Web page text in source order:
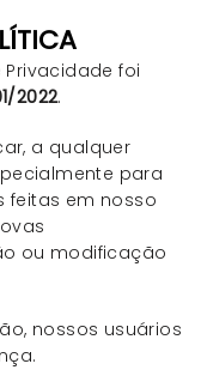
foi
2022.
a qualquer
para
feitas em nosso
ou modificação
nossos usuários